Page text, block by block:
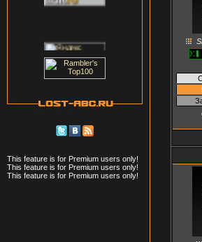
This feature is for Premium users only!
This feature is for Premium users only!
This feature is for Premium users only!